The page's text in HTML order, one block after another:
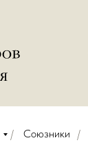
/ Союзники /